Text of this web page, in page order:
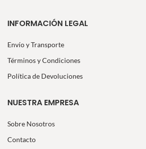
INFORMACIÓN LEGAL
Envío y Transporte
Términos y Condiciones
Política de Devoluciones
NUESTRA EMPRESA
Sobre Nosotros
Contacto